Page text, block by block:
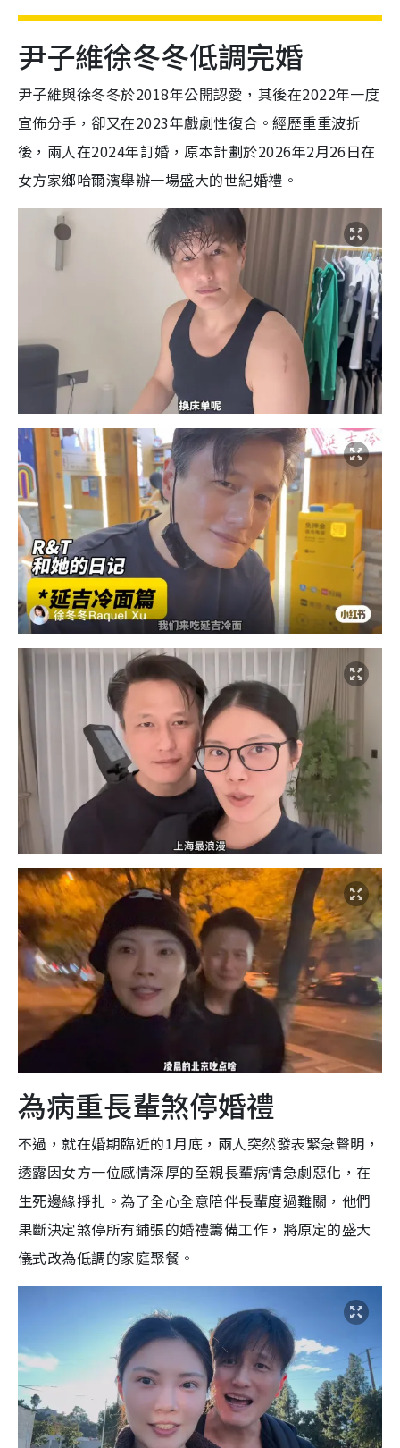
尹子維徐冬冬低調完婚
尹子維與徐冬冬於2018年公開認愛，其後在2022年一度
宣佈分手，卻又在2023年戲劇性復合。經歷重重波折
後，兩人在2024年訂婚，原本計劃於2026年2月26日在
女方家鄉哈爾濱舉辦一場盛大的世紀婚禮。
為病重長輩煞停婚禮
不過，就在婚期臨近的1月底，兩人突然發表緊急聲明，
透露因女方一位感情深厚的至親長輩病情急劇惡化，在
生死邊緣掙扎。為了全心全意陪伴長輩度過難關，他們
果斷決定煞停所有鋪張的婚禮籌備工作，將原定的盛大
儀式改為低調的家庭聚餐。